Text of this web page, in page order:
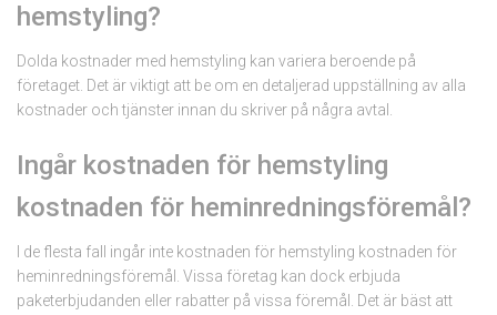
hemstyling?
Dolda kostnader med hemstyling kan variera beroende på
företaget. Det är viktigt att be om en detaljerad uppställning av alla
kostnader och tjänster innan du skriver på några avtal.
Ingår kostnaden för hemstyling
kostnaden för heminredningsföremål?
I de flesta fall ingår inte kostnaden för hemstyling kostnaden för
heminredningsföremål. Vissa företag kan dock erbjuda
paketerbjudanden eller rabatter på vissa föremål. Det är bäst att